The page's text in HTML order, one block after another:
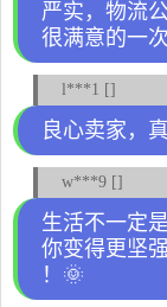
严实，物流
很满意的一
l***1 []
良心卖家，
w***9 []
生活不一定
你变得更坚
！🌞